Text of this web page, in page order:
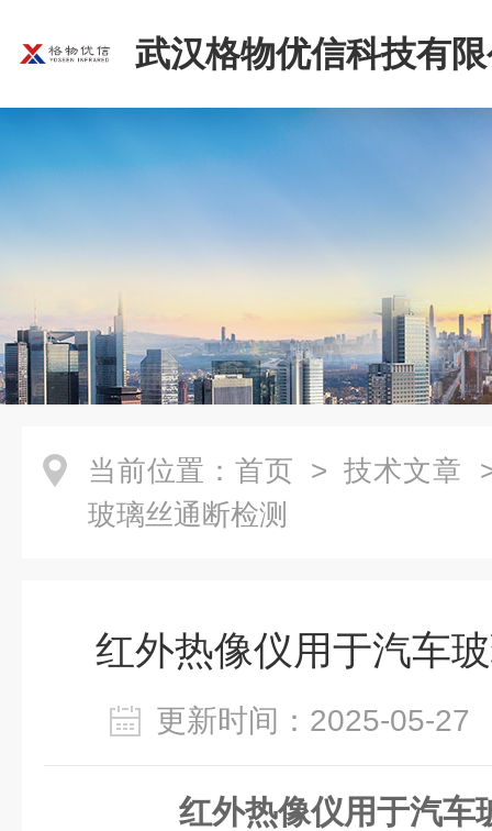
武汉格物优信科技有
当前位置： 首页 > 技术文章
玻璃丝通断检测
红外热像仪用于汽车
更新时间：2025-05-
红外热像仪用于汽车